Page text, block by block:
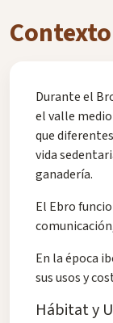
Durante el
el valle
que
vida
ganadería.
El Ebro
En la época
sus usos y
Hábitat y